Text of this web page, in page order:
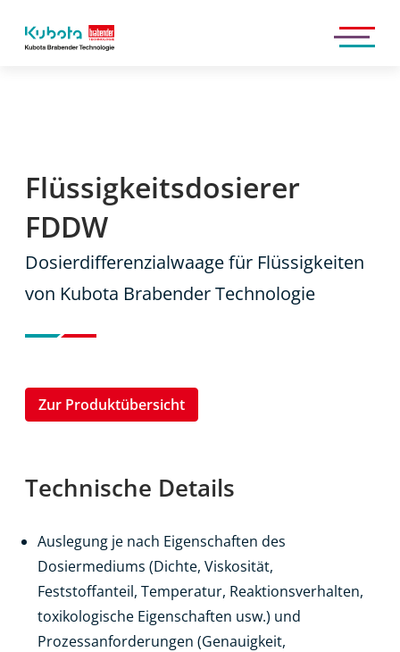
Kubota
Flüssigkeitsdosierer
FDDW
Dosierdifferenzialwaage für Flüssigkeiten
von Kubota Brabender Technologie
Zur Produktübersicht
Technische Details
Auslegung je nach Eigenschaften des
Dosiermediums (Dichte, Viskosität,
Feststoffanteil, Temperatur, Reaktionsverhalten,
toxikologische Eigenschaften usw.) und
Prozessanforderungen (Genauigkeit,